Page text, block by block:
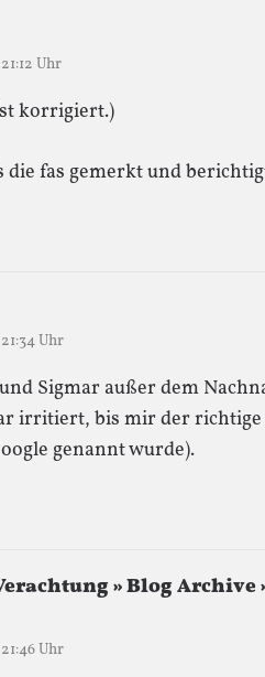
Uhr
korrigiert.)
die fas gemerkt und
Uhr
Sigmar außer dem
irritiert, bis mir der
genannt wurde).
» Blog
Uhr